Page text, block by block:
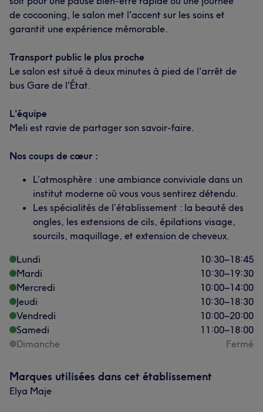
de cocooning, le salon met l'accent sur les soins et
garantit une expérience mémorable.
Transport public le plus proche
Le salon est situé à deux minutes à pied de l'arrêt de
bus Gare de l'État.
L’équipe
Meli est ravie de partager son savoir-faire.
Nos coups de cœur :
L’atmosphère : une ambiance conviviale dans un
institut moderne où vous vous sentirez détendu.
Les spécialités de l’établissement : la beauté des
ongles, les extensions de cils, épilations visage,
sourcils, maquillage, et extension de cheveux.
Lundi
10:30–18:45
Mardi
10:30–19:30
Mercredi
10:00–14:00
Jeudi
10:30–18:30
Vendredi
10:00–20:00
Samedi
11:00–18:00
Dimanche
Fermé
Marques utilisées dans cet établissement
Elya Maje